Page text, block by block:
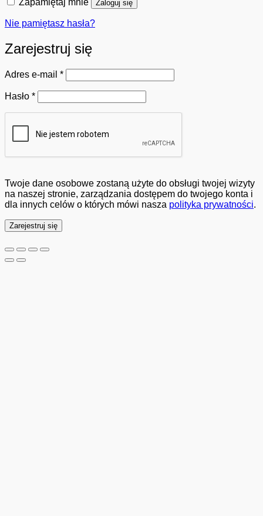
Zaloguj się
Nie pamiętasz hasła?
Zarejestruj się
Adres e-mail *Wymagane
Hasło *Wymagane
Twoje dane osobowe zostaną użyte do obsługi twojej wizyty
na naszej stronie, zarządzania dostępem do twojego konta i
dla innych celów o których mówi nasza polityka prywatności.
Zarejestruj się